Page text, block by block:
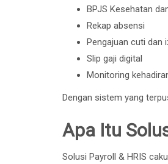
BPJS Kesehatan
Rekap absensi
Pengajuan cuti dan
Slip gaji digital
Monitoring
Dengan sistem yang
Apa Itu
Solusi Payroll & HRIS